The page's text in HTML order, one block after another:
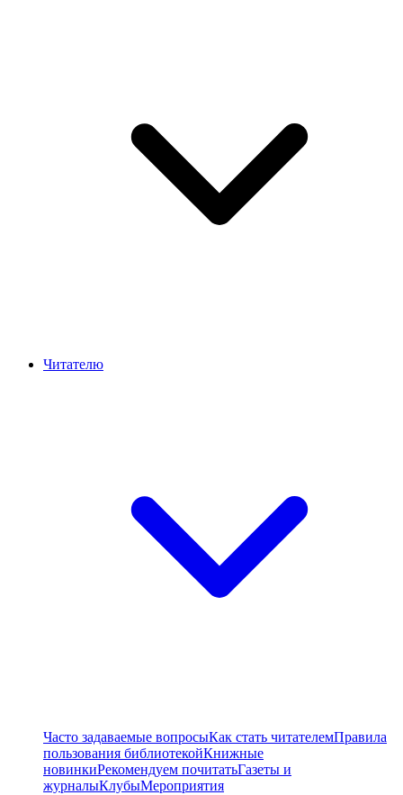
Читателю
Часто задаваемые вопросыКак стать читателемПравила
пользования библиотекойКнижные
новинкиРекомендуем почитатьГазеты и
журналыКлубыМероприятия